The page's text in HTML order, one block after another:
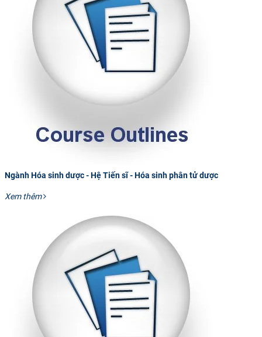
Ngành Hóa sinh dược - Hệ Tiến sĩ - Hóa sinh phân tử dược
Xem thêm